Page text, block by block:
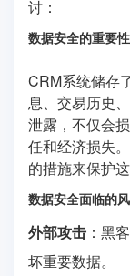
讨：
数据安全的重要性
CRM系统储存
息、交易历史
泄露，不仅会
任和经济损失
的措施来保护这
数据安全面临的
外部攻击 ：黑
坏重要数据。